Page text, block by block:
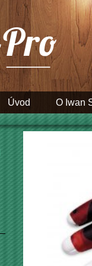
Úvod O Iwan